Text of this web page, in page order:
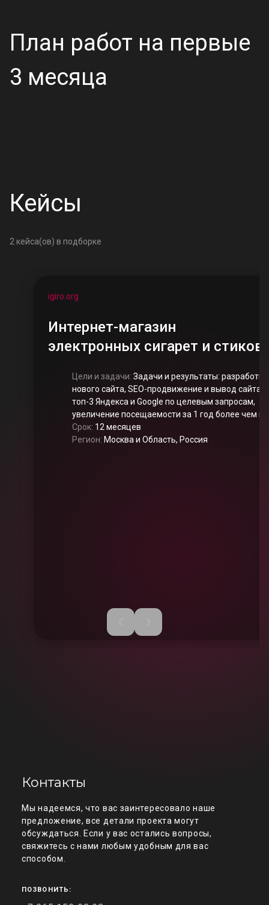
План работ на первые
3 месяца
Кейсы
2кейса(ов) в подборке
igiro.org
Интернет-магазин
электронных сигарет и стиков
Цели и задачи:
нового сайта, SEO-продвижение и вывод сайта в
топ-3 Яндекса и Google по целевым запросам,
увеличение посещаемости за 1 год более чем в
10 раз
Срок: 12 месяцев
Регион: Москва и Область, Россия
Контакты
Мы надеемся, что вас заинтересовало наше
предложение, все детали проекта могут
обсуждаться. Если у вас остались вопросы,
свяжитесь с нами любым удобным для вас
способом.
ПОЗВОНИТЬ: